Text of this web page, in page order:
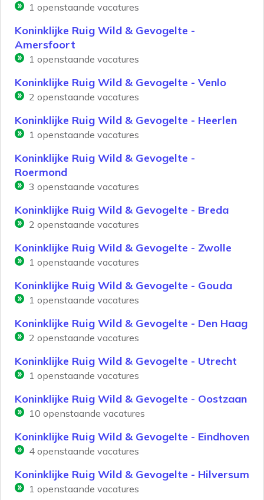
1 openstaande vacatures
Koninklijke Ruig Wild & Gevogelte -
Amersfoort
1 openstaande vacatures
Koninklijke Ruig Wild & Gevogelte - Venlo
2 openstaande vacatures
Koninklijke Ruig Wild & Gevogelte - Heerlen
1 openstaande vacatures
Koninklijke Ruig Wild & Gevogelte -
Roermond
3 openstaande vacatures
Koninklijke Ruig Wild & Gevogelte - Breda
2 openstaande vacatures
Koninklijke Ruig Wild & Gevogelte - Zwolle
1 openstaande vacatures
Koninklijke Ruig Wild & Gevogelte - Gouda
1 openstaande vacatures
Koninklijke Ruig Wild & Gevogelte - Den Haag
2 openstaande vacatures
Koninklijke Ruig Wild & Gevogelte - Utrecht
1 openstaande vacatures
Koninklijke Ruig Wild & Gevogelte - Oostzaan
10 openstaande vacatures
Koninklijke Ruig Wild & Gevogelte - Eindhoven
4 openstaande vacatures
Koninklijke Ruig Wild & Gevogelte - Hilversum
1 openstaande vacatures